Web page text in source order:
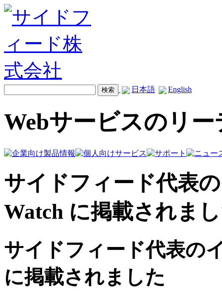
日本語 English
Webサービスのリ
サイドフィード代表
Watch に掲載されま
サイドフィード代表の
に掲載されました